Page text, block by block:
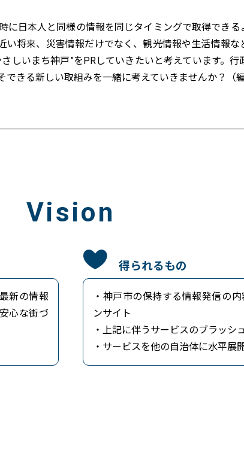
に日本人と同様の情報を同じタイミングで取得できる
い将来、災害情報だけでなく、観光情報や生活情報な
しいまち神戸”をPRしていきたいと考えています。
きる新しい取組みを一緒に考えていきませんか？（
Vision
新の情報
心な街づ
得られるもの
・神戸市の保持する情報発信の
ンサイト
・上記に伴うサービスのブラッシ
・サービスを他の自治体に水平展